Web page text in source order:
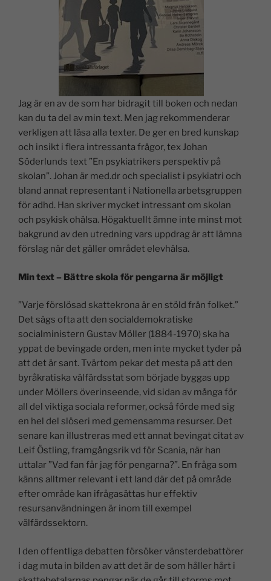
Jag är en av de som har bidragit till boken och nedan
kan du ta del av min text. Men jag rekommenderar
verkligen att läsa alla texter. De ger en bred kunskap
och insikt i flera intressanta frågor, tex Johan
Söderlunds text ”En psykiatrikers perspektiv på
skolan”. Johan är med.dr och specialist i psykiatri och
bland annat representant i Nationella arbetsgruppen
för adhd. Han skriver mycket intressant om skolan
och psykisk ohälsa. Högaktuellt ämne inte minst mot
bakgrund av den utredning vars uppdrag är att lämna
förslag när det gäller området elevhälsa.
Min text – Bättre skola för pengarna är möjligt
”Varje förslösad skattekrona är en stöld från folket.”
Det sägs ofta att den socialdemokratiske
socialministern Gustav Möller (1884-1970) ska ha
yppat de bevingade orden, men inte mycket tyder på
att det är sant. Tvärtom pekar det mesta på att den
byråkratiska välfärdsstat som började byggas upp
under Möllers överinseende, vid sidan av många för
all del viktiga sociala reformer, också förde med sig
en hel del slöseri med gemensamma resurser. Det
senare kan illustreras med ett annat bevingat citat av
Leif Östling, framgångsrik vd för Scania, när han
uttalar ”Vad fan får jag för pengarna?”. En fråga som
känns alltmer relevant i ett land där det på område
efter område kan ifrågasättas hur effektiv
resursanvändningen är inom till exempel
välfärdssektorn.
I den offentliga debatten försöker vänsterdebattörer
i dag muta in bilden av att det är de som håller hårt i